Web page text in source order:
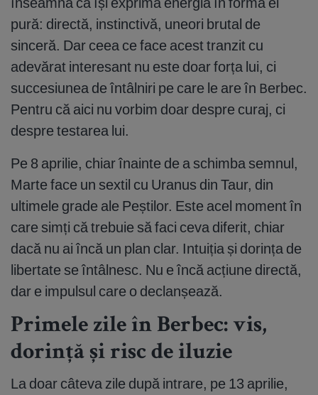
pură: directă, instinctivă, uneori brutal de
sinceră. Dar ceea ce face acest tranzit cu
adevărat interesant nu este doar forța lui, ci
succesiunea de întâlniri pe care le are în Berbec.
Pentru că aici nu vorbim doar despre curaj, ci
despre testarea lui.
Pe 8 aprilie, chiar înainte de a schimba semnul,
Marte face un sextil cu Uranus din Taur, din
ultimele grade ale Peștilor. Este acel moment în
care simți că trebuie să faci ceva diferit, chiar
dacă nu ai încă un plan clar. Intuiția și dorința de
libertate se întâlnesc. Nu e încă acțiune directă,
dar e impulsul care o declanșează.
Primele zile în Berbec: vis,
dorință și risc de iluzie
La doar câteva zile după intrare, pe 13 aprilie,